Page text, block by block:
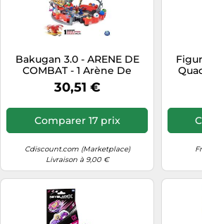
Bakugan 3.0 - ARENE DE
COMBAT - 1 Arène De
Combat, 1 Bille Special
Attack, 1 Anneau, 1 Lanceur
Jouet - Jouet Enfant 6 Ans
Et +
30,51 €
Comparer 17 prix
Cdiscount.com (Marketplace)
Livraison à 9,00 €